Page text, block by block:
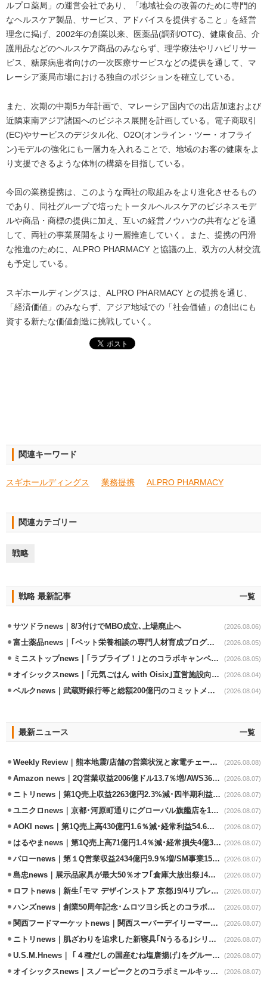
ルプロ薬局」の運営会社であり、「地域社会の改善のために専門的
なヘルスケア製品、サービス、アドバイスを提供すること」を経営
理念に掲げ、2002年の創業以来、医薬品(調剤/OTC)、健康食品、介
護用品などのヘルスケア商品のみならず、理学療法やリハビリサー
ビス、糖尿病患者向けの一次医療サービスなどの提供を通して、マ
レーシア薬局市場における独自のポジションを確立している。
また、次期の中期5カ年計画で、マレーシア国内での出店加速および
近隣東南アジア諸国へのビジネス展開を計画している。電子商取引
(EC)やサービスのデジタル化、O2O(オンライン・ツー・オフライ
ン)モデルの強化にも一層力を入れることで、地域のお客の健康をよ
り支援できるような体制の構築を目指している。
今回の業務提携は、このような両社の取組みをより進化させるもの
であり、同社グループで培ったトータルヘルスケアのビジネスモデ
ルや商品・商標の提供に加え、互いの経営ノウハウの共有などを通
して、両社の事業展開をより一層推進していく。また、提携の円滑
な推進のために、ALPRO PHARMACY と協議の上、双方の人材交流
も予定している。
スギホールディングスは、ALPRO PHARMACY との提携を通じ、
「経済価値」のみならず、アジア地域での「社会価値」の創出にも
資する新たな価値創造に挑戦していく。
関連キーワード
スギホールディングス 業務提携 ALPRO PHARMACY
関連カテゴリー
戦略
戦略 最新記事 一覧
サツドラnews｜8/3付けでMBO成立､上場廃止へ (2026.08.06)
富士薬品news｜｢ペット栄養相談の専門人材育成プログラム｣7月から開始 (2026.08.05)
ミニストップnews｜｢ラブライブ！｣とのコラボキャンペーン8/5から開催 (2026.08.05)
オイシックスnews｜｢元気ごはん with Oisix｣直営施設向けサービスを開始 (2026.08.04)
ベルクnews｜武蔵野銀行等と総額200億円のコミットメント契約 (2026.08.04)
最新ニュース 一覧
Weekly Review｜熊本地震/店舗の営業状況と家電チェーンの支援策 (2026.08.08)
Amazon news｜2Q営業収益2006億ドル13.7％増/AWS36.8％％増が貢献 (2026.08.07)
ニトリnews｜第1Q売上収益2263億円2.3%減･四半期利益1.4％減 (2026.08.07)
ユニクロnews｜京都･河原町通りにグローバル旗艦店を11/6開設 (2026.08.07)
AOKI news｜第1Q売上高430億円1.6％減･経常利益54.6％減 (2026.08.07)
はるやまnews｜第1Q売上高71億円1.4％減･経常損失4億3800万円 (2026.08.07)
バローnews｜第１Q営業収益2434億円9.9％増/SM事業15.5％増と絶好調 (2026.08.07)
島忠news｜展示品家具が最大50％オフ｢倉庫大放出祭｣4店舗限定で開催 (2026.08.07)
ロフトnews｜新生｢モマ デザインストア 京都｣9/4リプレイスオープン (2026.08.07)
ハンズnews｜創業50周年記念･ムロツヨシ氏とのコラボ企画｢ムロハンズ｣開催 (2026.08.07)
関西フードマーケットnews｜関西スーパーデイリーマート蒲生店8/7改装 (2026.08.07)
ニトリnews｜肌ざわりを追求した新寝具｢Nうるる｣シリーズを発売 (2026.08.07)
U.S.M.Hnews｜ ｢４種だしの国産むね塩唐揚げ｣をグループ610店で共同販促 (2026.08.07)
オイシックスnews｜スノーピークとのコラボミールキット8/13発売 (2026.08.07)